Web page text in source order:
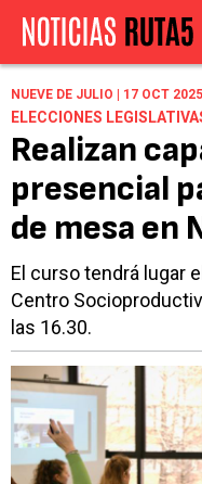
NUEVE DE JULIO | 17 OCT 2025
ELECCIONES
Realizan
presencial
de mesa en
El curso tendrá lugar
Centro
las 16.30.